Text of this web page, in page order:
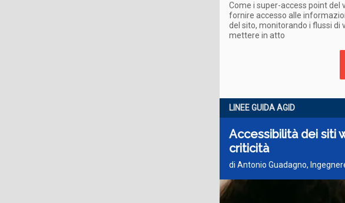
Come i super-access point del
fornire accesso alle
del sito, monitorando i flussi di
mettere in atto
LINEE GUIDA AGID
Accessibilità dei siti
criticità
di Antonio Guadagno,